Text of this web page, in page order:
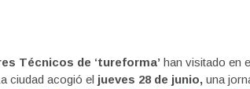
Técnicos de ‘tureforma’ han visitado en
ciudad acogió el jueves 28 de junio, una